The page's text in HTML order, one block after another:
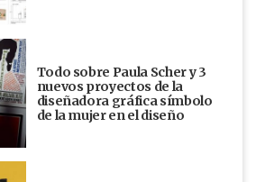
Todo sobre Paula Scher y 3
nuevos proyectos de la
diseñadora gráfica símbolo
de la mujer en el diseño